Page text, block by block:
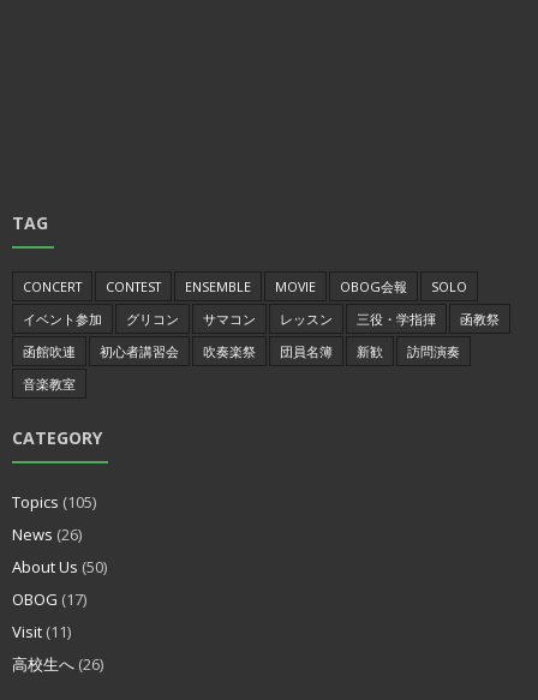
TAG
CONCERT CONTEST ENSEMBLE MOVIE OBOG会報
SOLO
イベント参加
グリコン サマコン レッスン 三役・学指揮
函教祭
函館吹連
初心者講習会 吹奏楽祭 団員名簿 新歓
訪問演奏
音楽教室
CATEGORY
Topics (105)
News (26)
About Us (50)
OBOG (17)
Visit (11)
高校生へ (26)